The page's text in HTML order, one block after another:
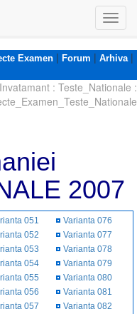
Examen| Forum | Arhiva|
Invatamant : Teste_Nationale :
2007
051
052
053
054
055
056
057
Varianta 076
Varianta 077
Varianta 078
Varianta 079
Varianta 080
Varianta 081
Varianta 082